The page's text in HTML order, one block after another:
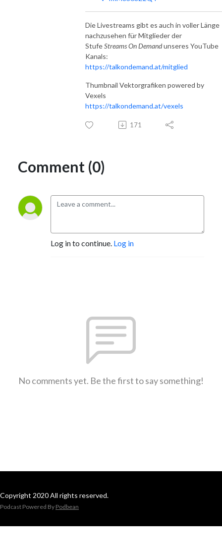
Die Livestreams gibt es auch in voller Länge
nachzusehen für Mitglieder der
StufeStreams On Demandunseres YouTube
Kanals:
https://talkondemand.at/mitglied
Thumbnail Vektorgrafiken powered by
Vexels
https://talkondemand.at/vexels
171
Comment (0)
Log in to continue. Log in
No comments yet. Be the first to say something!
Copyright 2020 All rights reserved.
Podcast Powered By Podbean